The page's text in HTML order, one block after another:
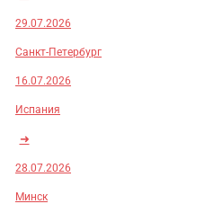
29.07.2026
Санкт-Петербург
16.07.2026
Испания
➜
28.07.2026
Минск